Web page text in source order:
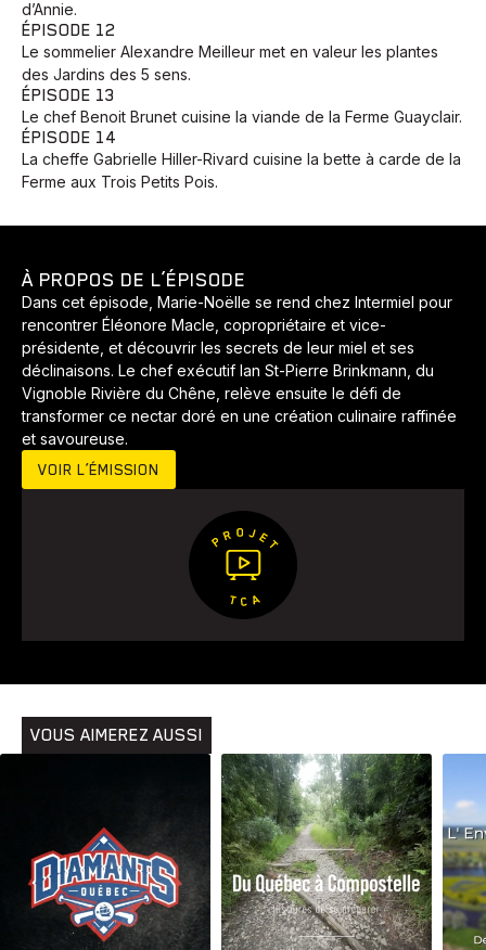
Animaux Avenir Bingo Communauté Culture
Développement Histoires Pêche Santé Sport
Voyage Yoga
d’Annie.
ÉPISODE 12
Le sommelier Alexandre Meilleur met en valeur les plantes
des Jardins des 5 sens.
ÉPISODE 13
Le chef Benoit Brunet cuisine la viande de la Ferme Guayclair.
ÉPISODE 14
La cheffe Gabrielle Hiller-Rivard cuisine la bette à carde de la
Ferme aux Trois Petits Pois.
À PROPOS DE L’ÉPISODE
Dans cet épisode, Marie-Noëlle se rend chez Intermiel pour
rencontrer Éléonore Macle, copropriétaire et vice-
présidente, et découvrir les secrets de leur miel et ses
déclinaisons. Le chef exécutif Ian St-Pierre Brinkmann, du
Vignoble Rivière du Chêne, relève ensuite le défi de
transformer ce nectar doré en une création culinaire raffinée
et savoureuse.
VOIR L’ÉMISSION
VOUS AIMEREZ AUSSI